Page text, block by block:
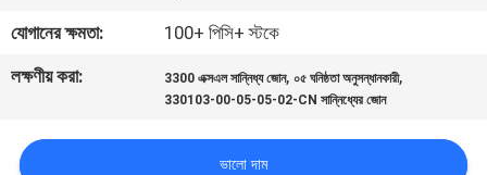
যোগাযোগ
করুন
যোগানের ক্ষমতা:
100+ পিসি+ স্টকে
লক্ষণীয় করা:
3300 এক্সএল সান্নিধ্য জোন,০৫ ঘনিষ্ঠতা অনুসন্ধানকারী,
330103-00-05-05-02-CN সান্নিধ্যের জোন
ভালো দাম